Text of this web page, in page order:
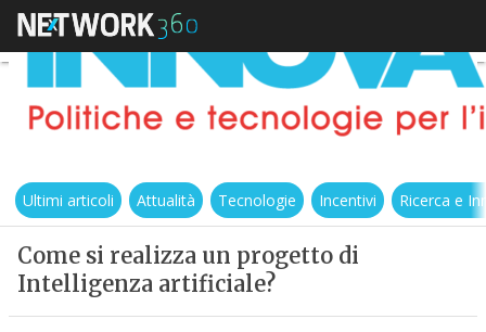
Ultimi articoli Attualità Tecnologie Incentivi Ricerca e
Come si realizza un progetto di
Intelligenza artificiale?